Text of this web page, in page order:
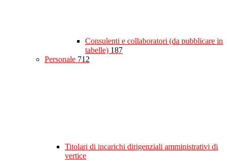
Consulenti e collaboratori (da pubblicare in
tabelle) 187
Personale 712
Titolari di incarichi dirigenziali amministrativi di
vertice